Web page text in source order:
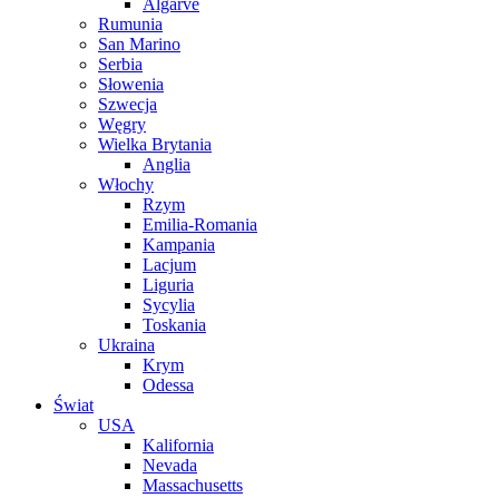
Rumunia
San Marino
Serbia
Słowenia
Szwecja
Węgry
Wielka Brytania
Anglia
Włochy
Rzym
Emilia-Romania
Kampania
Lacjum
Liguria
Sycylia
Toskania
Ukraina
Krym
Odessa
Świat
USA
Kalifornia
Nevada
Massachusetts